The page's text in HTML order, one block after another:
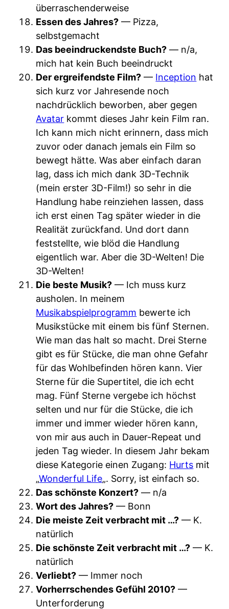
überraschenderweise
Essen des Jahres? — Pizza,
selbstgemacht
Das beeindruckendste Buch? — n/a,
mich hat kein Buch beeindruckt
Der ergreifendste Film? — Inception hat
sich kurz vor Jahresende noch
nachdrücklich beworben, aber gegen
Avatar kommt dieses Jahr kein Film ran.
Ich kann mich nicht erinnern, dass mich
zuvor oder danach jemals ein Film so
bewegt hätte. Was aber einfach daran
lag, dass ich mich dank 3D-Technik
(mein erster 3D-Film!) so sehr in die
Handlung habe reinziehen lassen, dass
ich erst einen Tag später wieder in die
Realität zurückfand. Und dort dann
feststellte, wie blöd die Handlung
eigentlich war. Aber die 3D-Welten! Die
3D-Welten!
Die beste Musik? — Ich muss kurz
ausholen. In meinem
Musikabspielprogramm bewerte ich
Musikstücke mit einem bis fünf Sternen.
Wie man das halt so macht. Drei Sterne
gibt es für Stücke, die man ohne Gefahr
für das Wohlbefinden hören kann. Vier
Sterne für die Supertitel, die ich echt
mag. Fünf Sterne vergebe ich höchst
selten und nur für die Stücke, die ich
immer und immer wieder hören kann,
von mir aus auch in Dauer-Repeat und
jeden Tag wieder. In diesem Jahr bekam
diese Kategorie einen Zugang: Hurts mit
„Wonderful Life„. Sorry, ist einfach so.
Das schönste Konzert? — n/a
Wort des Jahres? — Bonn
Die meiste Zeit verbracht mit …? — K.
natürlich
Die schönste Zeit verbracht mit …? — K.
natürlich
Verliebt? — Immer noch
Vorherrschendes Gefühl 2010? —
Unterforderung